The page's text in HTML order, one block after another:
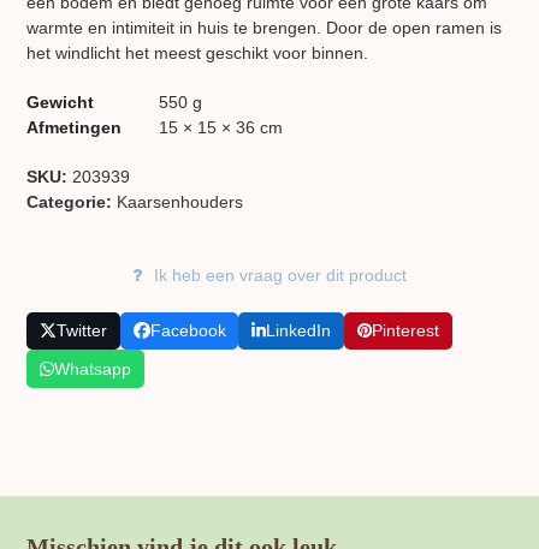
warmte en intimiteit in huis te brengen. Door de open ramen is
het windlicht het meest geschikt voor binnen.
Gewicht
550 g
Afmetingen
15 × 15 × 36 cm
SKU: 203939
Categorie: Kaarsen​houders
Ik heb een vraag over dit product
Twitter Facebook LinkedIn
Pinterest
Whatsapp